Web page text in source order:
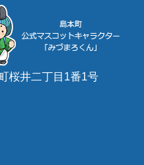
桜井二丁目1番1号